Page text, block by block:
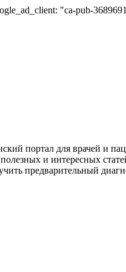
"ca-pub-
портал для врачей и
и интересных
предварительный